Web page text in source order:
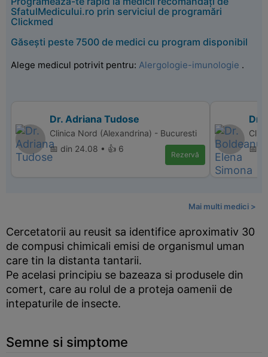
SfatulMedicului.ro prin serviciul de programări
Clickmed
Găsești peste 7500 de medici cu program disponibil
Alege medicul potrivit pentru: Alergologie-imunologie .
Dr. Adriana Tudose
Clinica Nord (Alexandrina) - Bucuresti
📅 din 24.08 • 👍 6
Rezervă
Dr.
📅
Mai multi medici >
Cercetatorii au reusit sa identifice aproximativ 30
de compusi chimicali emisi de organismul uman
care tin la distanta tantarii.
Pe acelasi principiu se bazeaza si produsele din
comert, care au rolul de a proteja oamenii de
intepaturile de insecte.
Semne si simptome